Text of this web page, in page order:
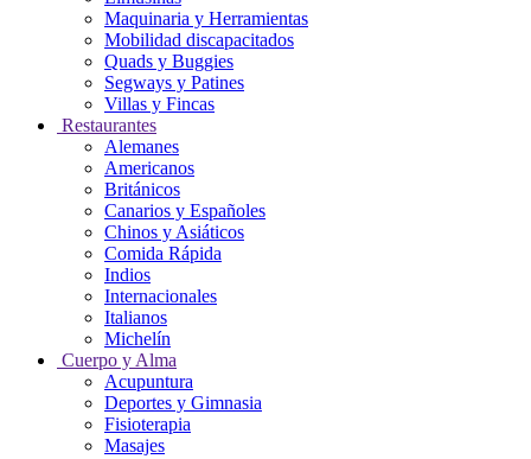
Maquinaria y Herramientas
Mobilidad discapacitados
Quads y Buggies
Segways y Patines
Villas y Fincas
Restaurantes
Alemanes
Americanos
Británicos
Canarios y Españoles
Chinos y Asiáticos
Comida Rápida
Indios
Internacionales
Italianos
Michelín
Cuerpo y Alma
Acupuntura
Deportes y Gimnasia
Fisioterapia
Masajes